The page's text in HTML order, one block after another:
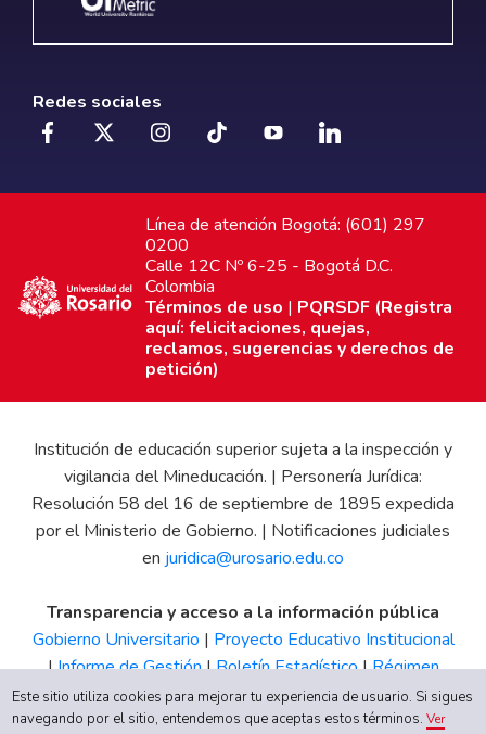
Redes sociales
Línea de atención Bogotá: (601) 297
0200
Calle 12C Nº 6-25 - Bogotá D.C.
Colombia
Términos de uso | PQRSDF (Registra
aquí: felicitaciones, quejas,
reclamos, sugerencias y derechos de
petición)
Institución de educación superior sujeta a la inspección y
vigilancia del Mineducación. | Personería Jurídica:
Resolución 58 del 16 de septiembre de 1895 expedida
por el Ministerio de Gobierno. | Notificaciones judiciales
en juridica@urosario.edu.co
Transparencia y acceso a la información pública
Gobierno Universitario | Proyecto Educativo Institucional
|Informe de Gestión|Boletín Estadístico|Régimen
Tributario|Estados Financieros |Código de Ética| Canal
de Integridad UR
Este sitio utiliza cookies para mejorar tu experiencia de usuario. Si sigues
navegando por el sitio, entendemos que aceptas estos términos.Ver